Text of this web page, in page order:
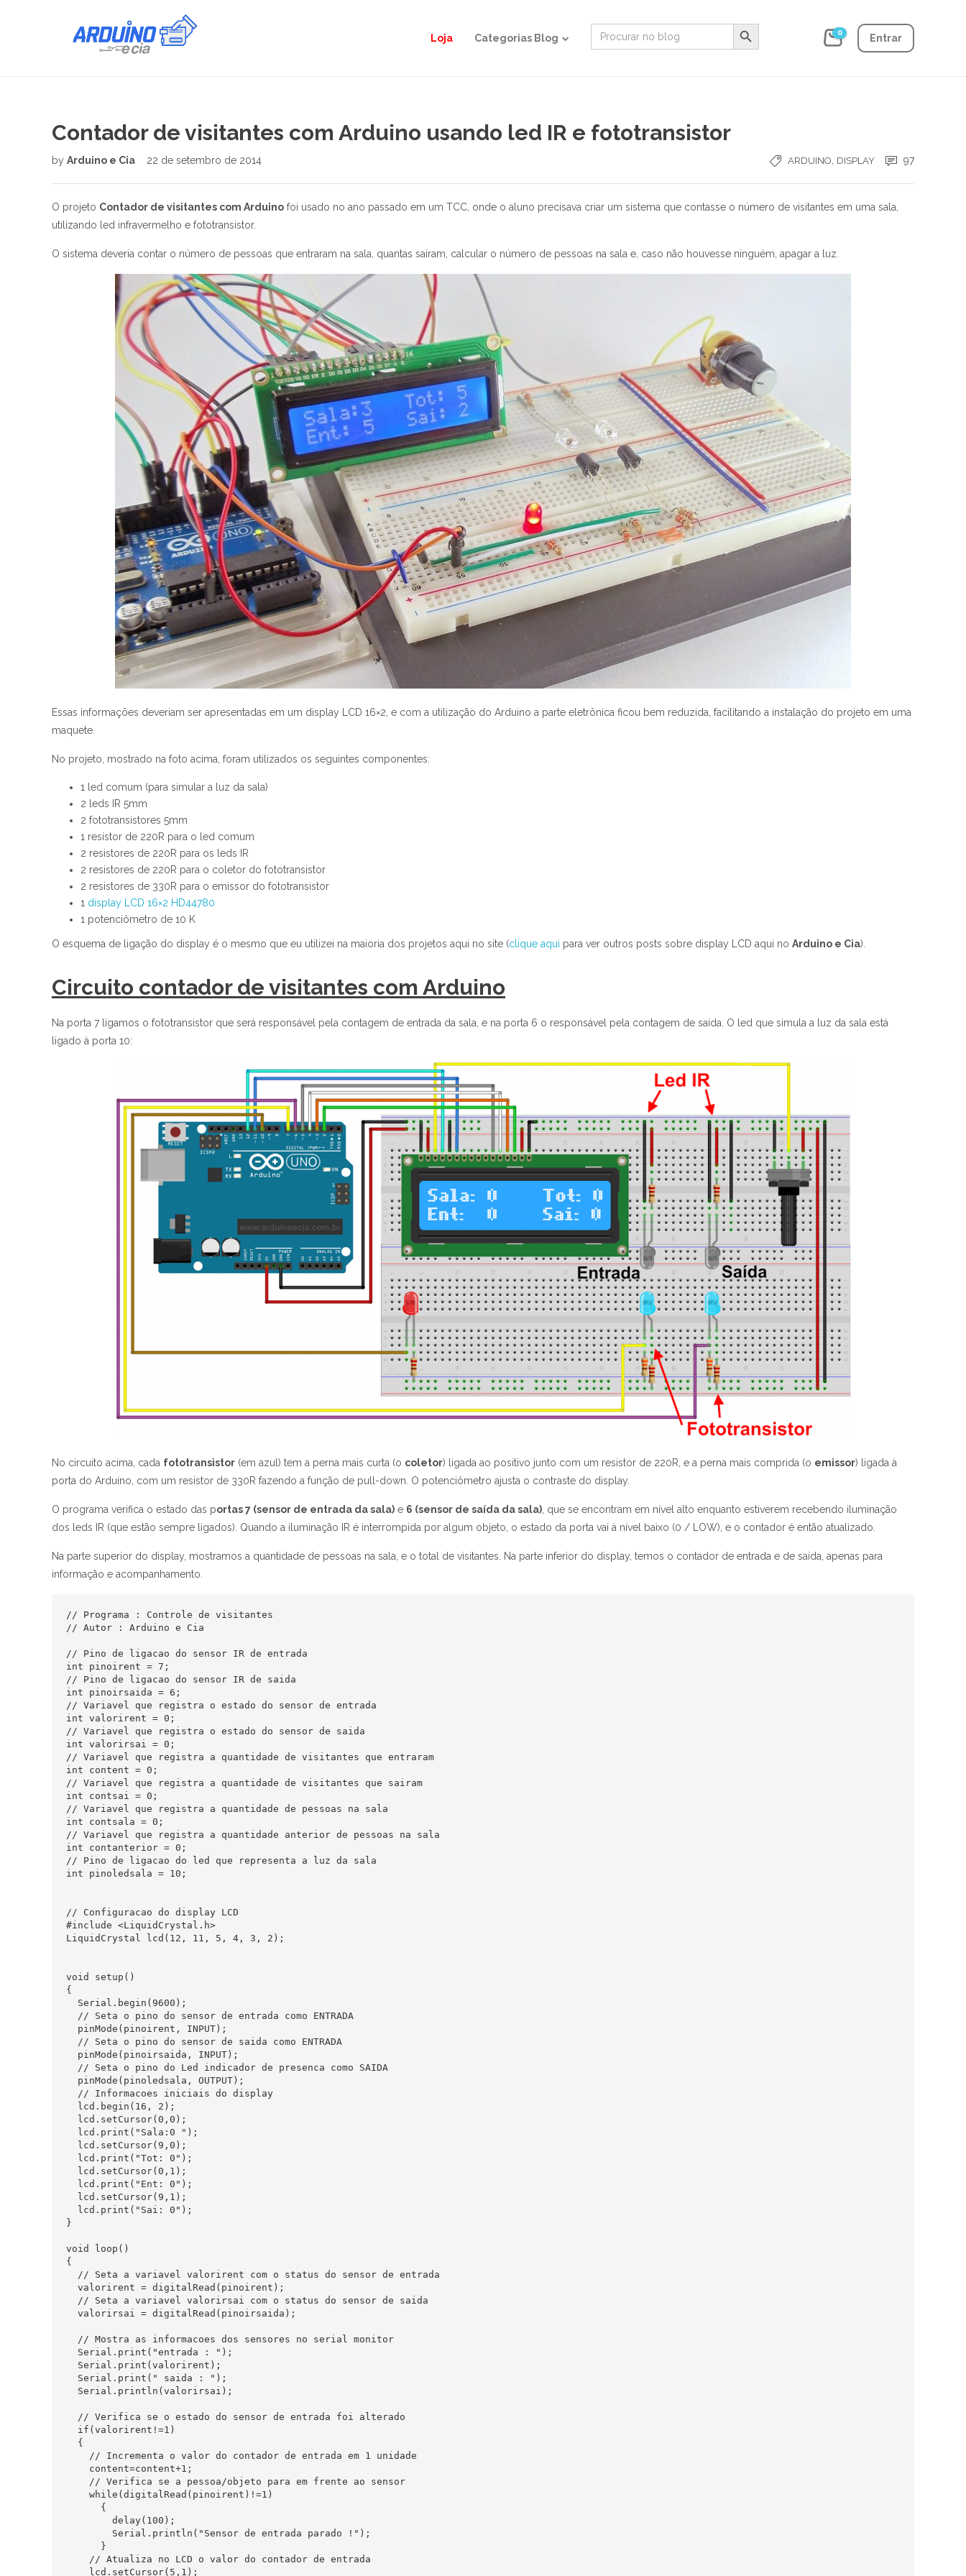
Loja Categorias Blog
Search
for:
Search Button
0 Entrar
Contador de visitantes com Arduino usando led IR e fototransistor
by Arduino e Cia 22 de setembro de 2014 ARDUINO DISPLAY 97
O projeto Contador de visitantes com Arduino foi usado no ano passado em um TCC, onde o aluno precisava criar um sistema que contasse o número de visitantes em uma sala,
utilizando led infravermelho e fototransistor.
O sistema deveria contar o número de pessoas que entraram na sala, quantas saíram, calcular o número de pessoas na sala e, caso não houvesse ninguém, apagar a luz.
Essas informações deveriam ser apresentadas em um display LCD 16×2, e com a utilização do Arduino a parte eletrônica ficou bem reduzida, facilitando a instalação do projeto em uma
maquete.
No projeto, mostrado na foto acima, foram utilizados os seguintes componentes:
1 led comum (para simular a luz da sala)
2 leds IR 5mm
2 fototransistores 5mm
1 resistor de 220R para o led comum
2 resistores de 220R para os leds IR
2 resistores de 220R para o coletor do fototransistor
2 resistores de 330R para o emissor do fototransistor
1 display LCD 16×2 HD44780
1 potenciômetro de 10 K
O esquema de ligação do display é o mesmo que eu utilizei na maioria dos projetos aqui no site (clique aqui para ver outros posts sobre display LCD aqui no Arduino e Cia).
Circuito contador de visitantes com Arduino
Na porta 7 ligamos o fototransistor que será responsável pela contagem de entrada da sala, e na porta 6 o responsável pela contagem de saída. O led que simula a luz da sala está
ligado à porta 10:
No circuito acima, cada fototransistor (em azul) tem a perna mais curta (o coletor) ligada ao positivo junto com um resistor de 220R, e a perna mais comprida (o emissor) ligada à
porta do Arduino, com um resistor de 330R fazendo a função de pull-down. O potenciômetro ajusta o contraste do display.
O programa verifica o estado das portas 7 (sensor de entrada da sala) e 6 (sensor de saída da sala) , que se encontram em nível alto enquanto estiverem recebendo iluminação
dos leds IR (que estão sempre ligados). Quando a iluminação IR é interrompida por algum objeto, o estado da porta vai à nível baixo (0 / LOW), e o contador é então atualizado.
Na parte superior do display, mostramos a quantidade de pessoas na sala, e o total de visitantes. Na parte inferior do display, temos o contador de entrada e de saída, apenas para
informação e acompanhamento.
// Programa : Controle de visitantes
// Autor : Arduino e Cia
// Pino de ligacao do sensor IR de entrada
int pinoirent = 7;
// Pino de ligacao do sensor IR de saida
int pinoirsaida = 6;
// Variavel que registra o estado do sensor de entrada
int valorirent = 0;
// Variavel que registra o estado do sensor de saida
int valorirsai = 0;
// Variavel que registra a quantidade de visitantes que entraram
int content = 0;
// Variavel que registra a quantidade de visitantes que sairam
int contsai = 0;
// Variavel que registra a quantidade de pessoas na sala
int contsala = 0;
// Variavel que registra a quantidade anterior de pessoas na sala
int contanterior = 0;
// Pino de ligacao do led que representa a luz da sala
int pinoledsala = 10;
// Configuracao do display LCD
#include <LiquidCrystal.h>
LiquidCrystal lcd(12, 11, 5, 4, 3, 2);
void setup()
{
  Serial.begin(9600);
  // Seta o pino do sensor de entrada como ENTRADA
  pinMode(pinoirent, INPUT);
  // Seta o pino do sensor de saida como ENTRADA
  pinMode(pinoirsaida, INPUT);
  // Seta o pino do Led indicador de presenca como SAIDA
  pinMode(pinoledsala, OUTPUT);
  // Informacoes iniciais do display
  lcd.begin(16, 2);
  lcd.setCursor(0,0);
  lcd.print("Sala:0 ");
  lcd.setCursor(9,0);
  lcd.print("Tot: 0");
  lcd.setCursor(0,1);
  lcd.print("Ent: 0");
  lcd.setCursor(9,1);
  lcd.print("Sai: 0");
}
void loop()
{
  // Seta a variavel valorirent com o status do sensor de entrada
  valorirent = digitalRead(pinoirent);
  // Seta a variavel valorirsai com o status do sensor de saida
  valorirsai = digitalRead(pinoirsaida);
  // Mostra as informacoes dos sensores no serial monitor
  Serial.print("entrada : ");
  Serial.print(valorirent);
  Serial.print(" saida : ");
  Serial.println(valorirsai);
  // Verifica se o estado do sensor de entrada foi alterado
  if(valorirent!=1)
  {
    // Incrementa o valor do contador de entrada em 1 unidade
    content=content+1;
    // Verifica se a pessoa/objeto para em frente ao sensor
    while(digitalRead(pinoirent)!=1)
      {
        delay(100);
        Serial.println("Sensor de entrada parado !");
      }
    // Atualiza no LCD o valor do contador de entrada
    lcd.setCursor(5,1);